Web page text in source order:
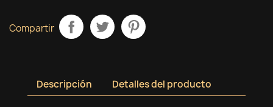
Compartir
Descripción Detalles del producto